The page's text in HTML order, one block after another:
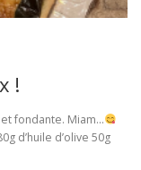
!
fondante. Miam…
d’huile d’olive 50g